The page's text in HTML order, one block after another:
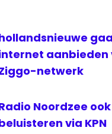
aanbieden
netwerk
Noordzee
via KPN